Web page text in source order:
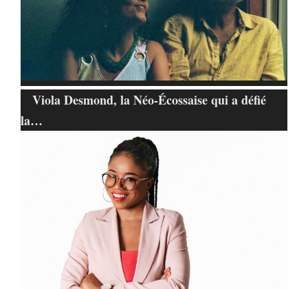
Viola Desmond, la Néo-Écossaise qui a défié
la…